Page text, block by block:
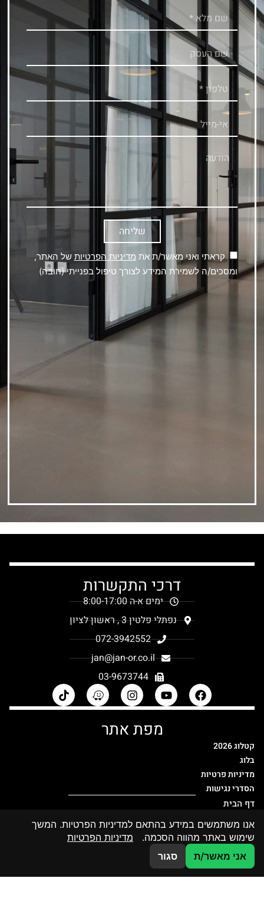
שליחה
קראתי ואני מאשר/ת את מדיניות הפרטיות של האתר,
ומסכים/ה לשמירת המידע לצורך טיפול בפנייתי (חובה)
מפת אתר
קטלוג 2026
בלוג
מדיניות פרטיות
הסדרי נגישות
דף הבית
קטלוג מוצרי זכוכית
מחיצות זכוכית
קטלוג הדפסות
פרויקטים פרטיים
דרכי התקשרות
ימים א-ה 8:00-17:00
נפתלי פלטין 3 , ראשון לציון
072-3942552
jan@jan-or.co.il
03-9673744
אנו משתמשים במידע בהתאם למדיניות הפרטיות. המשך
שימוש באתר מהווה הסכמה. מדיניות הפרטיות
אני מאשר/ת
סגורצרו קשר